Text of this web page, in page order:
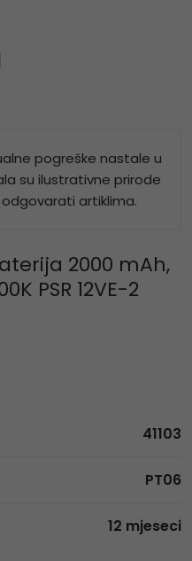
pogreške nastale u
su ilustrativne prirode
artiklima.
2000 mAh,
PSR 12VE-2
41103
PT06
12 mjeseci